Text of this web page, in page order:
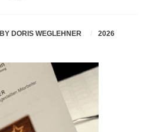
BYDORIS WEGLEHNER 2026